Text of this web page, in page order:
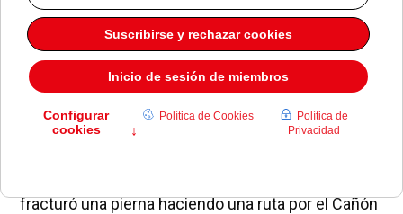
fracturó una pierna haciendo una ruta por el Cañón